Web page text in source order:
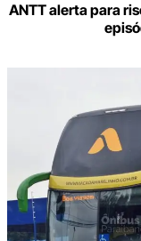
ANTT alerta para